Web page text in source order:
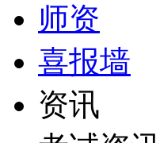
师资
喜报墙
资讯